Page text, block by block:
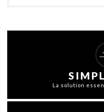
La solution